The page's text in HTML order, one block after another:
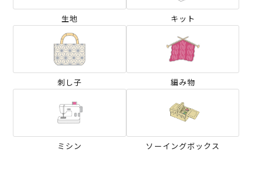
生地 キット
刺し子 編み物
ミシン ソーイングボックス